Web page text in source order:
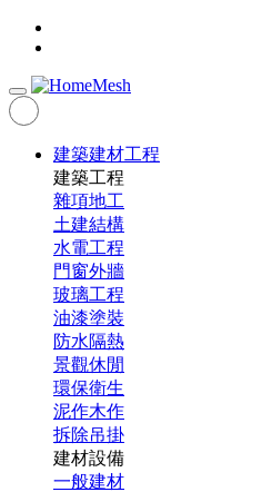
建築建材工程
建築工程
雜項地工
土建結構
水電工程
門窗外牆
玻璃工程
油漆塗裝
防水隔熱
景觀休閒
環保衛生
泥作木作
拆除吊掛
建材設備
一般建材